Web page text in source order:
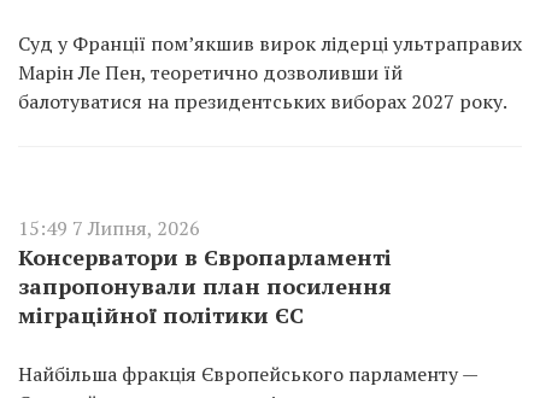
Суд у Франції пом’якшив вирок лідерці ультраправих
Марін Ле Пен, теоретично дозволивши їй
балотуватися на президентських виборах 2027 року.
15:49 7 Липня, 2026
Консерватори в Європарламенті
запропонували план посилення
міграційної політики ЄС
Найбільша фракція Європейського парламенту —